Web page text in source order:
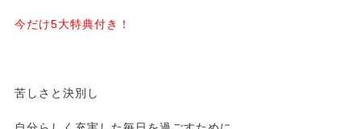
今だけ5大特典付き！
苦しさと決別し